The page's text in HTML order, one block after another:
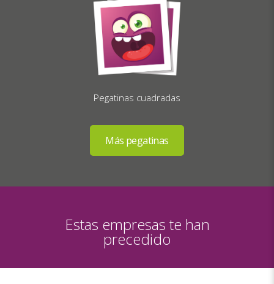
Pegatinas cuadradas
Estas empresas te han
precedido